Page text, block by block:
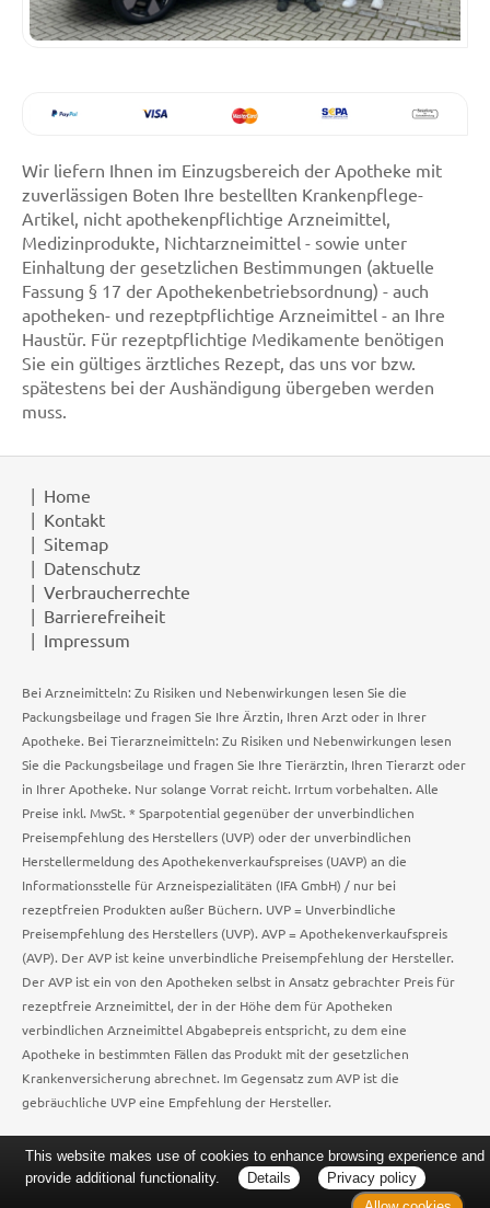
Wir liefern Ihnen im Einzugsbereich der Apotheke mit
zuverlässigen Boten Ihre bestellten Krankenpflege-
Artikel, nicht apothekenpflichtige Arzneimittel,
Medizinprodukte, Nichtarzneimittel - sowie unter
Einhaltung der gesetzlichen Bestimmungen (aktuelle
Fassung § 17 der Apothekenbetriebsordnung) - auch
apotheken- und rezeptpflichtige Arzneimittel - an Ihre
Haustür. Für rezeptpflichtige Medikamente benötigen
Sie ein gültiges ärztliches Rezept, das uns vor bzw.
spätestens bei der Aushändigung übergeben werden
muss.
Home
Kontakt
Sitemap
Datenschutz
Verbraucherrechte
Barrierefreiheit
Impressum
Bei Arzneimitteln: Zu Risiken und Nebenwirkungen lesen Sie die
Packungsbeilage und fragen Sie Ihre Ärztin, Ihren Arzt oder in Ihrer
Apotheke. Bei Tierarzneimitteln: Zu Risiken und Nebenwirkungen lesen
Sie die Packungsbeilage und fragen Sie Ihre Tierärztin, Ihren Tierarzt oder
in Ihrer Apotheke. Nur solange Vorrat reicht. Irrtum vorbehalten. Alle
Preise inkl. MwSt. * Sparpotential gegenüber der unverbindlichen
Preisempfehlung des Herstellers (UVP) oder der unverbindlichen
Herstellermeldung des Apothekenverkaufspreises (UAVP) an die
Informationsstelle für Arzneispezialitäten (IFA GmbH) / nur bei
rezeptfreien Produkten außer Büchern. UVP = Unverbindliche
Preisempfehlung des Herstellers (UVP). AVP = Apothekenverkaufspreis
(AVP). Der AVP ist keine unverbindliche Preisempfehlung der Hersteller.
Der AVP ist ein von den Apotheken selbst in Ansatz gebrachter Preis für
rezeptfreie Arzneimittel, der in der Höhe dem für Apotheken
verbindlichen Arzneimittel Abgabepreis entspricht, zu dem eine
Apotheke in bestimmten Fällen das Produkt mit der gesetzlichen
Krankenversicherung abrechnet. Im Gegensatz zum AVP ist die
gebräuchliche UVP eine Empfehlung der Hersteller.
This website makes use of cookies to enhance browsing experience and
provide additional functionality.
Details
Privacy policy